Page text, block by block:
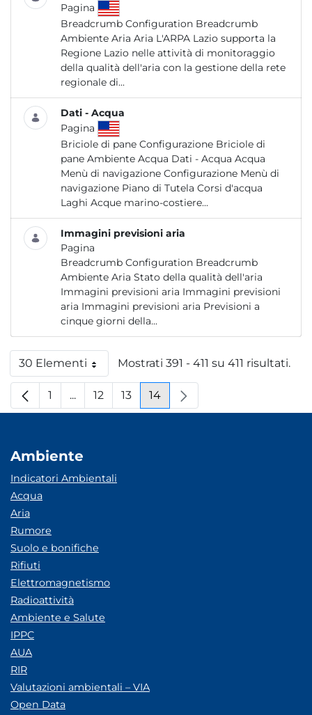
Pagina
Breadcrumb Configuration Breadcrumb
Ambiente Aria Aria L'ARPA Lazio supporta la
Regione Lazio nelle attività di monitoraggio
della qualità dell'aria con la gestione della rete
regionale di...
Dati - Acqua
Pagina
Briciole di pane Configurazione Briciole di
pane Ambiente Acqua Dati - Acqua Acqua
Menù di navigazione Configurazione Menù di
navigazione Piano di Tutela Corsi d'acqua
Laghi Acque marino-costiere...
Immagini previsioni aria
Pagina
Breadcrumb Configuration Breadcrumb
Ambiente Aria Stato della qualità dell'aria
Immagini previsioni aria Immagini previsioni
aria Immagini previsioni aria Previsioni a
cinque giorni della...
30 ElementiPer pagina Mostrati 391 - 411 su 411 risultati.
Pagina
1 ...Pagine intermedie
Pagina
12 Pagina
13 Pagina
14
Ambiente
Indicatori Ambientali
Acqua
Aria
Rumore
Suolo e bonifiche
Rifiuti
Elettromagnetismo
Radioattività
Ambiente e Salute
IPPC
AUA
RIR
Valutazioni ambientali – VIA
Open Data